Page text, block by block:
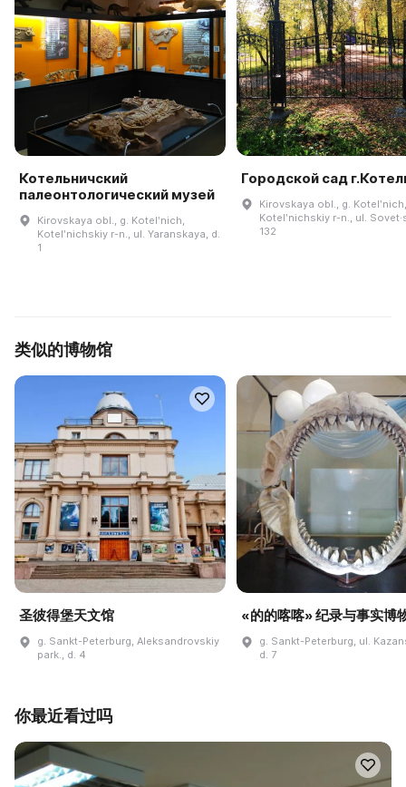
Котельничский
палеонтологический музей
Kirovskaya obl., g. Kotelʹnich,
Kotelʹnichskiy r-n., ul. Yaranskaya, d.
1
Городской сад
Kirovskaya obl., g. Kotelʹnich,
Kotelʹnichskiy r-n., ul.
132
类似的博物馆
圣彼得堡天文馆
g. Sankt-Peterburg, Aleksandrovskiy
park., d. 4
«的的喀喀» 纪录与事实博
g. Sankt-Peterburg, ul.
d. 7
你最近看过吗